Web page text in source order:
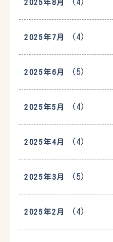
2025年8月 (4)
2025年7月 (4)
2025年6月 (5)
2025年5月 (4)
2025年4月 (4)
2025年3月 (5)
2025年2月 (4)